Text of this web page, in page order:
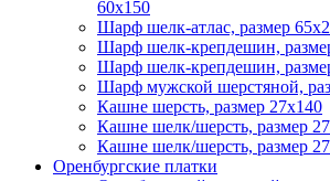
60x150
Шарф шелк-атлас, размер
Шарф шелк-крепдешин,
Шарф шелк-крепдешин,
Шарф мужской шерстяной,
Кашне шерсть, размер 27х140
Кашне шелк/шерсть, размер
Кашне шелк/шерсть, размер
Оренбургские платки